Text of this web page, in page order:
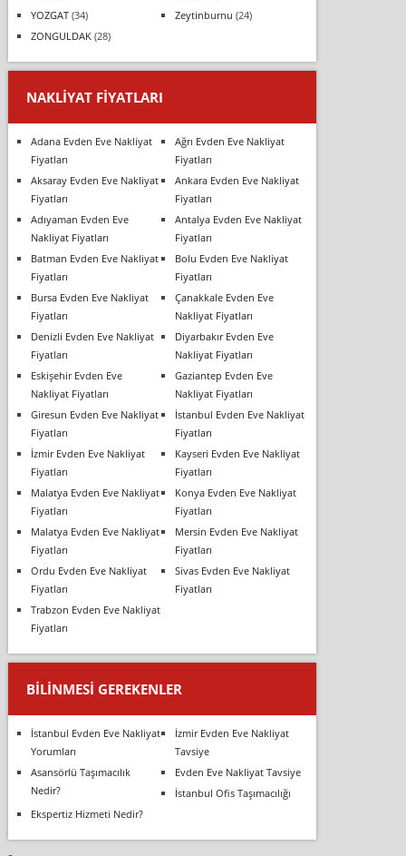
YOZGAT(34) Zeytinburnu (24)
ZONGULDAK(28)
NAKLIYAT FIYATLARI
Adana Evden Eve Nakliyat
Fiyatları
Ağrı Evden Eve Nakliyat
Fiyatları
Aksaray Evden Eve Nakliyat
Fiyatları
Ankara Evden Eve Nakliyat
Fiyatları
Adıyaman Evden Eve
Nakliyat Fiyatları
Antalya Evden Eve Nakliyat
Fiyatları
Batman Evden Eve Nakliyat
Fiyatları
Bolu Evden Eve Nakliyat
Fiyatları
Bursa Evden Eve Nakliyat
Fiyatları
Çanakkale Evden Eve
Nakliyat Fiyatları
Denizli Evden Eve Nakliyat
Fiyatları
Diyarbakır Evden Eve
Nakliyat Fiyatları
Eskişehir Evden Eve
Nakliyat Fiyatları
Gaziantep Evden Eve
Nakliyat Fiyatları
Giresun Evden Eve Nakliyat
Fiyatları
İstanbul Evden Eve Nakliyat
Fiyatları
İzmir Evden Eve Nakliyat
Fiyatları
Kayseri Evden Eve Nakliyat
Fiyatları
Malatya Evden Eve Nakliyat
Fiyatları
Konya Evden Eve Nakliyat
Fiyatları
Malatya Evden Eve Nakliyat
Fiyatları
Mersin Evden Eve Nakliyat
Fiyatları
Ordu Evden Eve Nakliyat
Fiyatları
Sivas Evden Eve Nakliyat
Fiyatları
Trabzon Evden Eve Nakliyat
Fiyatları
BILINMESI GEREKENLER
İstanbul Evden Eve Nakliyat
Yorumları
İzmir Evden Eve Nakliyat
Tavsiye
Asansörlü Taşımacılık
Nedir?
Evden Eve Nakliyat Tavsiye
İstanbul Ofis Taşımacılığı
Ekspertiz Hizmeti Nedir?